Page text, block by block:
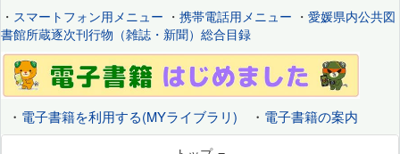
・ スマートフォン用メニュー ・ 携帯電話用メニュー ・ 愛媛県内公共図
書館所蔵逐次刊行物（雑誌・新聞）総合目録
・ 電子書籍を利用する(MYライブラリ) ・ 電子書籍の案内